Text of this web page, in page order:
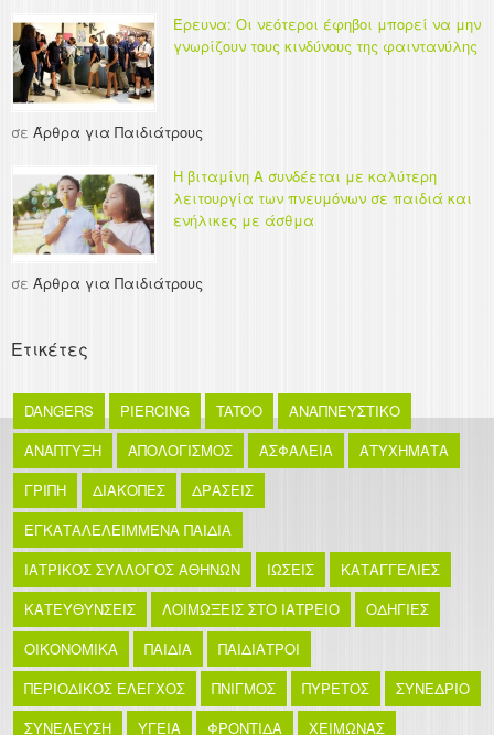
Έρευνα: Οι νεότεροι έφηβοι μπορεί να μην
γνωρίζουν τους κινδύνους της φαιντανύλης
σε Άρθρα για Παιδιάτρους
Η βιταμίνη Α συνδέεται με καλύτερη
λειτουργία των πνευμόνων σε παιδιά και
ενήλικες με άσθμα
σε Άρθρα για Παιδιάτρους
Ετικέτες
DANGERS PIERCING TATOO
ΑΝΑΠΝΕΥΣΤΙΚΟ
ΑΝΑΠΤΥΞΗ
ΑΠΟΛΟΓΙΣΜΟΣ ΑΣΦΑΛΕΙΑ
ΑΤΥΧΗΜΑΤΑ
ΓΡΙΠΗ
ΔΙΑΚΟΠΕΣ
ΔΡΑΣΕΙΣ
ΕΓΚΑΤΑΛΕΛΕΙΜΜΕΝΑ ΠΑΙΔΙΑ
ΙΑΤΡΙΚΟΣ ΣΥΛΛΟΓΟΣ ΑΘΗΝΩΝ
ΙΩΣΕΙΣ
ΚΑΤΑΓΓΕΛΙΕΣ
ΚΑΤΕΥΘΥΝΣΕΙΣ
ΛΟΙΜΩΞΕΙΣ ΣΤΟ ΙΑΤΡΕΙΟ
ΟΔΗΓΙΕΣ
ΟΙΚΟΝΟΜΙΚΑ
ΠΑΙΔΙΑ
ΠΑΙΔΙΑΤΡΟΙ
ΠΕΡΙΟΔΙΚΟΣ ΕΛΕΓΧΟΣ
ΠΝΙΓΜΟΣ ΠΥΡΕΤΟΣ
ΣΥΝΕΔΡΙΟ
ΣΥΝΕΛΕΥΣΗ
ΥΓΕΙΑ ΦΡΟΝΤΙΔΑ ΧΕΙΜΩΝΑΣ